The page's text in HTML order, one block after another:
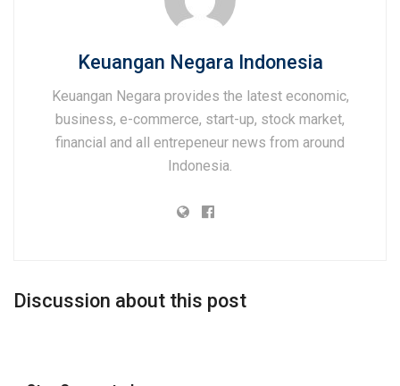
Keuangan Negara Indonesia
Keuangan Negara provides the latest economic,
business, e-commerce, start-up, stock market,
financial and all entrepeneur news from around
Indonesia.
Discussion about this post